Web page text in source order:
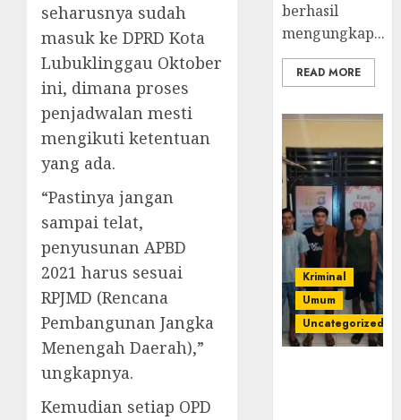
seharusnya sudah
masuk ke DPRD Kota
Lubuklinggau Oktober
ini, dimana proses
penjadwalan mesti
mengikuti ketentuan
yang ada.
“Pastinya jangan
sampai telat,
penyusunan APBD
2021 harus sesuai
RPJMD (Rencana
Pembangunan Jangka
Menengah Daerah),”
ungkapnya.
Kemudian setiap OPD
berhasil
mengungkap...
READ MORE
Kriminal
Umum
Uncategorized